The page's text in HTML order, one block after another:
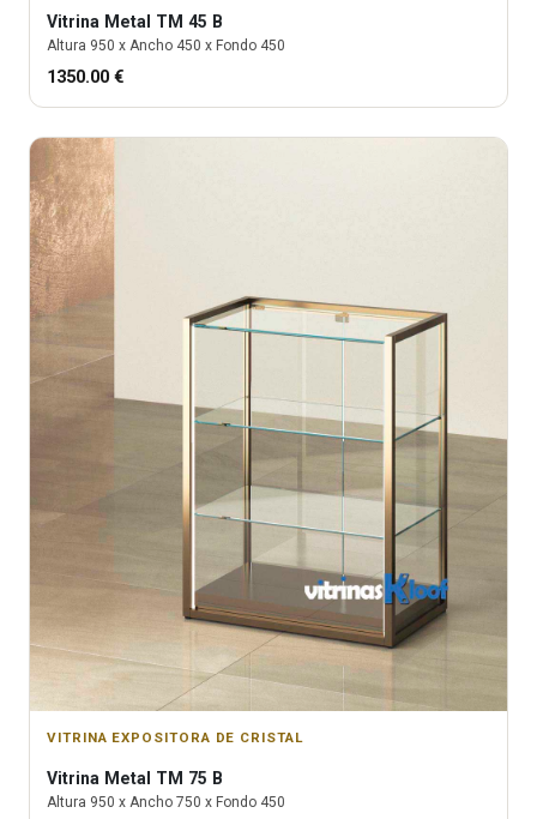
Vitrina Metal TM 45 B
Altura 950 x Ancho 450 x Fondo 450
1350.00 €
VITRINA EXPOSITORA DE CRISTAL
Vitrina Metal TM 75 B
Altura 950 x Ancho 750 x Fondo 450